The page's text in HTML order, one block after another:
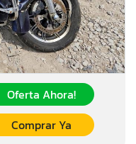
Oferta Ahora!
Comprar Ya